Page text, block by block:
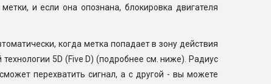
и если она опознана, блокировка двигателя
когда метка попадает в зону действия
5D (Five D) (подробнее см. ниже). Радиус
перехватить сигнал, а с другой - вы можете